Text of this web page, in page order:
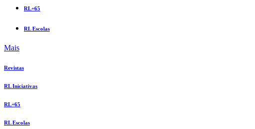
RL+65
RL Escolas
Mais
Revistas
RL Iniciativas
RL+65
RL Escolas